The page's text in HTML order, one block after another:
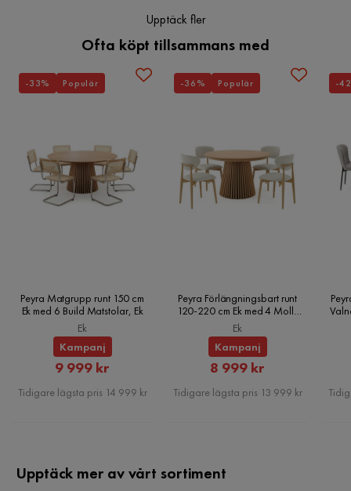
Upptäck fler
Ofta köpt tillsammans med
Peyra Matgrupp runt 150 cm
Ek med 6 Build Matstolar, Ek
Ek
Kampanj
Rabatterat
Pris
9 999 kr
Tidigare lägsta pris 14 999 kr
-33% Populär
Peyra Förlängningsbart runt
120-220 cm Ek med 4 Molly
Matstolar, Ek
Ek
Kampanj
Rabatterat
Pris
8 999 kr
Tidigare lägsta pris 13 999 kr
-36% Populär -
Upptäck mer av vårt sortiment